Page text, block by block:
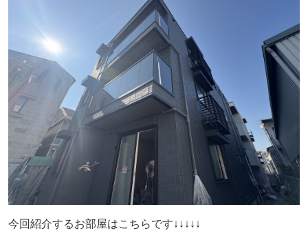
今回紹介するお部屋はこちらです↓↓↓↓↓